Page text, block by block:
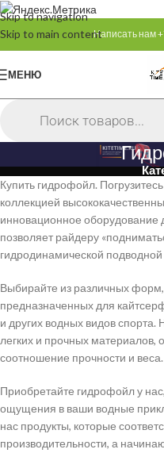
Skip to navigation
Skip to main contentНаписать нам
МЕНЮ
Купить гидрофойл.
коллекцией
инновационное оборудование
позволяет райдеру
гидродинамической подводной
Выбирайте из различных
предназначенных для
и других водных видов
легких и прочных материалов,
соотношение прочности и веса.
Приобретайте гидрофойл у
ощущения в ваши водные
нас продукты, которые
производительности, а